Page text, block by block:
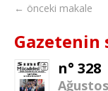
← önceki makale
Gazetenin
n° 328